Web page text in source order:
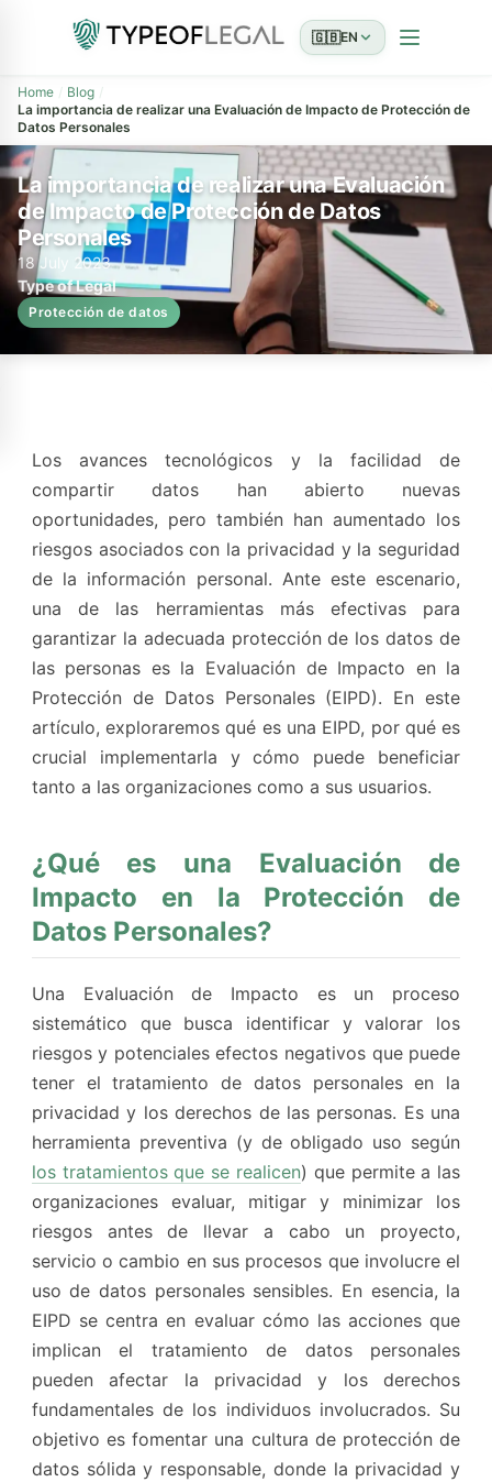
🇬🇧EN
Home
Blog
La importancia de realizar una Evaluación de Impacto de Protección de
Datos Personales
La importancia de realizar una Evaluación
de Impacto de Protección de Datos
Personales
18 July 2023
Type of Legal
Protección de datos
Los avances tecnológicos y la facilidad de
compartir datos han abierto nuevas
oportunidades, pero también han aumentado los
riesgos asociados con la privacidad y la seguridad
de la información personal. Ante este escenario,
una de las herramientas más efectivas para
garantizar la adecuada protección de los datos de
las personas es la Evaluación de Impacto en la
Protección de Datos Personales (EIPD). En este
artículo, exploraremos qué es una EIPD, por qué es
crucial implementarla y cómo puede beneficiar
tanto a las organizaciones como a sus usuarios.
¿Qué es una Evaluación de
Impacto en la Protección de
Datos Personales?
Una Evaluación de Impacto es un proceso
sistemático que busca identificar y valorar los
riesgos y potenciales efectos negativos que puede
tener el tratamiento de datos personales en la
privacidad y los derechos de las personas. Es una
herramienta preventiva (y de obligado uso según
los tratamientos que se realicen) que permite a las
organizaciones evaluar, mitigar y minimizar los
riesgos antes de llevar a cabo un proyecto,
servicio o cambio en sus procesos que involucre el
uso de datos personales sensibles. En esencia, la
EIPD se centra en evaluar cómo las acciones que
implican el tratamiento de datos personales
pueden afectar la privacidad y los derechos
fundamentales de los individuos involucrados. Su
objetivo es fomentar una cultura de protección de
datos sólida y responsable, donde la privacidad y